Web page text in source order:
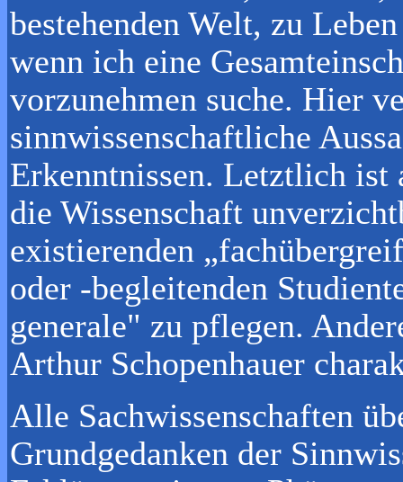
bestehenden Welt, zu
wenn ich eine
vorzunehmen suche. Hier
sinnwissenschaftliche
Erkenntnissen. Letztlich ist
die Wissenschaft
existierenden
oder -begleitenden
generale" zu pflegen.
Arthur Schopenhauer
Alle Sachwissenschaften
Grundgedanken der